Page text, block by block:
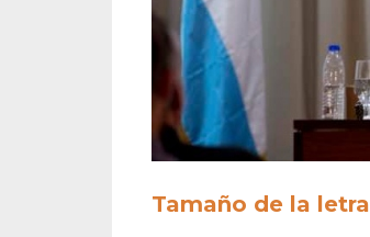
Tamaño de la letra